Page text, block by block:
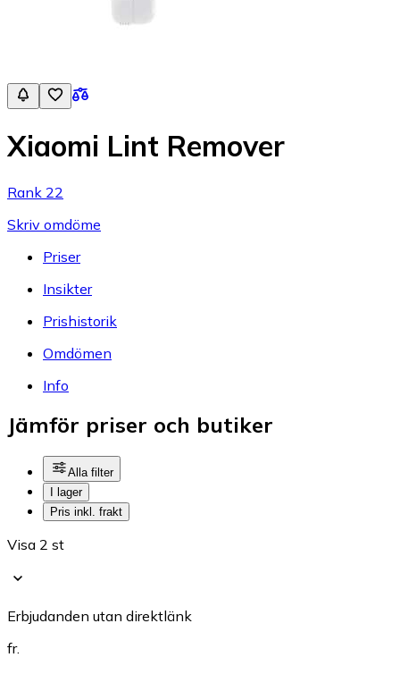
Xiaomi Lint Remover
Rank 22
Skriv omdöme
Priser
Insikter
Prishistorik
Omdömen
Info
Jämför priser och butiker
Alla filter
I lager
Pris inkl. frakt
Visa 2 st
Erbjudanden utan direktlänk
fr.